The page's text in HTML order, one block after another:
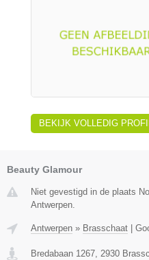
BEKIJK VOLLEDIG
Beauty Glamour
Niet gevestigd in de plaats
Antwerpen.
Antwerpen » Brasschaat
Bredabaan 1267, 2930